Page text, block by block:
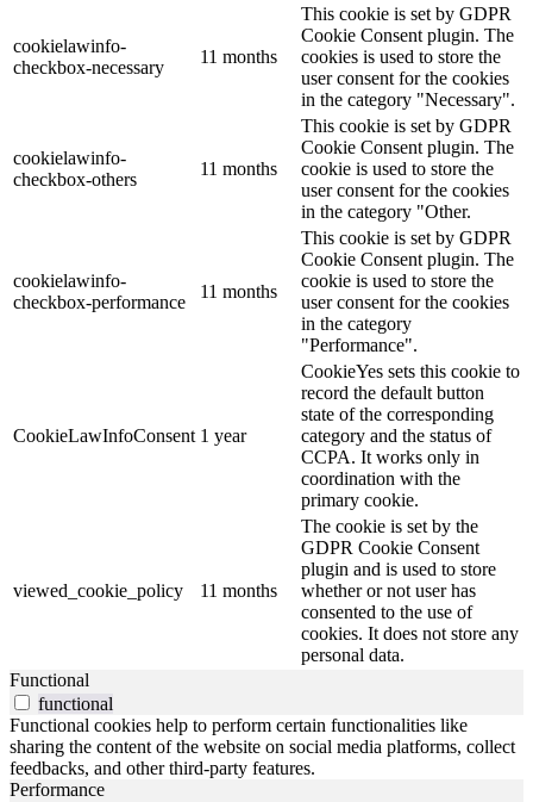
cookielawinfo-
checkbox-necessary
11 months
This cookie is set by GDPR
Cookie Consent plugin. The
cookies is used to store the
user consent for the cookies
in the category "Necessary".
cookielawinfo-
checkbox-others
11 months
This cookie is set by GDPR
Cookie Consent plugin. The
cookie is used to store the
user consent for the cookies
in the category "Other.
cookielawinfo-
checkbox-performance
11 months
This cookie is set by GDPR
Cookie Consent plugin. The
cookie is used to store the
user consent for the cookies
in the category
"Performance".
CookieLawInfoConsent 1 year
CookieYes sets this cookie to
record the default button
state of the corresponding
category and the status of
CCPA. It works only in
coordination with the
primary cookie.
viewed_cookie_policy 11 months
The cookie is set by the
GDPR Cookie Consent
plugin and is used to store
whether or not user has
consented to the use of
cookies. It does not store any
personal data.
Functional
functional
Functional cookies help to perform certain functionalities like
sharing the content of the website on social media platforms, collect
feedbacks, and other third-party features.
Performance